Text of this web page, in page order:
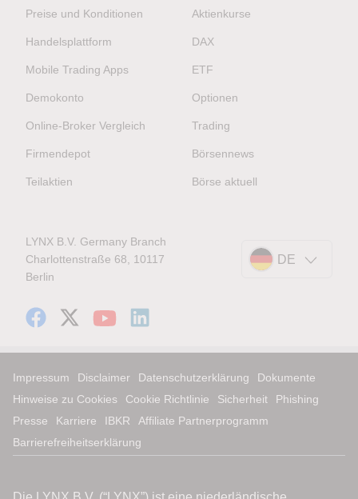
Preise und Konditionen
Handelsplattform
Mobile Trading Apps
Demokonto
Online-Broker Vergleich
Firmendepot
Teilaktien
Aktienkurse
DAX
ETF
Optionen
Trading
Börsennews
Börse aktuell
LYNX B.V. Germany Branch
Charlottenstraße 68, 10117
Berlin
DE
Impressum Disclaimer Datenschutzerklärung
Dokumente
Hinweise zu Cookies
Cookie Richtlinie Sicherheit
Phishing
Presse
Karriere IBKR
Affiliate Partnerprogramm
Barrierefreiheitserklärung